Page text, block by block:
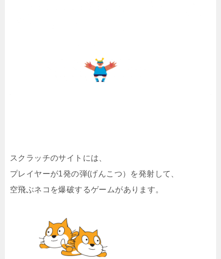
スクラッチのサイトには、
プレイヤーが1発の弾(げんこつ）を発射して、
空飛ぶネコを爆破するゲームがあります。